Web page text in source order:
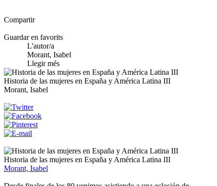
Compartir
Guardar en favorits
L'autor/a
Morant, Isabel
Llegir més
Historia de las mujeres en España y América Latina III
Morant, Isabel
Historia de las mujeres en España y América Latina III
Morant, Isabel